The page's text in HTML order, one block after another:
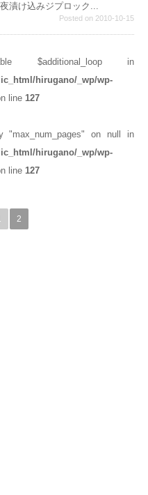
漬け込みジプロック...
Posted on 2010-10-15
$additional_loop in
hirugano/_wp/wp-
line 127
"max_num_pages" on null in
hirugano/_wp/wp-
line 127
2